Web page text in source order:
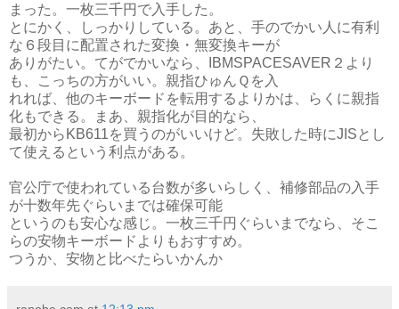
まった。一枚三千円で入手した。
とにかく、しっかりしている。あと、手のでかい人に有利
な６段目に配置された変換・無変換キーが
ありがたい。てがでかいなら、IBMSPACESAVER２より
も、こっちの方がいい。親指ひゅんＱを入
れれば、他のキーボードを転用するよりかは、らくに親指
化もできる。まあ、親指化が目的なら、
最初からKB611を買うのがいいけど。失敗した時にJISとし
て使えるという利点がある。
官公庁で使われている台数が多いらしく、補修部品の入手
が十数年先ぐらいまでは確保可能
というのも安心な感じ。一枚三千円ぐらいまでなら、そこ
らの安物キーボードよりもおすすめ。
つうか、安物と比べたらいかんか